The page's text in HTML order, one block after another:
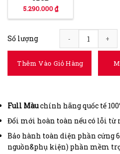
5.290.000 ₫
Số lượng
iPhone 7 Plus 128GB Like New
Thêm Vào Giỏ Hàng
Full Màuchính hãng quốc tế
Đổi mới hoàn toàn nếu có lỗi từ
Bảo hành toàn diện phần cứng
nguồn&phụ kiện) phần mềm